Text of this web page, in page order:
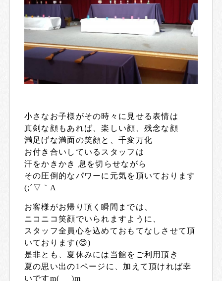
小さなお子様がその時々に見せる表情は
真剣な顔もあれば、楽しい顔、残念な顔
満足げな満面の笑顔と、千変万化
お付き合いしているスタッフは
汗をかきかき 息を切らせながら
その圧倒的なパワーに元気を頂いております
(;´▽｀A
お客様がお帰り頂く瞬間までは、
ニコニコ笑顔でいられますように、
スタッフ全員心を込めておもてなしさせて頂
いております(😊)
是非とも、夏休みには当館をご利用頂き
夏の思い出の1ページに、加えて頂ければ幸
いですm(_ _)m